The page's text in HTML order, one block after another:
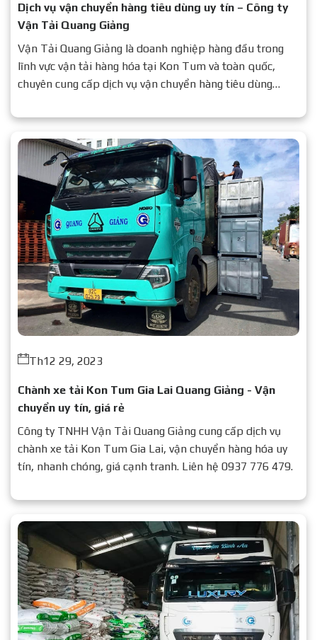
Dịch vụ vận chuyển hàng tiêu dùng uy tín – Công ty
Vận Tải Quang Giảng
Vận Tải Quang Giảng là doanh nghiệp hàng đầu trong
lĩnh vực vận tải hàng hóa tại Kon Tum và toàn quốc,
chuyên cung cấp dịch vụ vận chuyển hàng tiêu dùng
Th12 29, 2023
Chành xe tải Kon Tum Gia Lai Quang Giảng - Vận
chuyển uy tín, giá rẻ
Công ty TNHH Vận Tải Quang Giảng cung cấp dịch vụ
chành xe tải Kon Tum Gia Lai, vận chuyển hàng hóa uy
tín, nhanh chóng, giá cạnh tranh. Liên hệ 0937 776 479.